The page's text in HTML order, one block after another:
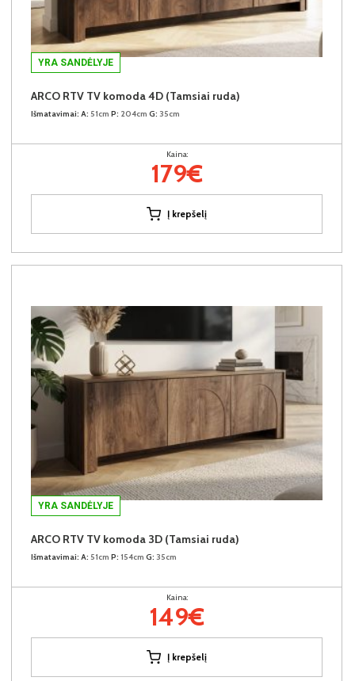
YRA SANDĖLYJE
ARCO RTV TV komoda 4D (Tamsiai ruda)
Išmatavimai: A: 51cm P: 204cm G: 35cm
Kaina:
179€
Į krepšelį
YRA SANDĖLYJE
ARCO RTV TV komoda 3D (Tamsiai ruda)
Išmatavimai: A: 51cm P: 154cm G: 35cm
Kaina:
149€
Į krepšelį